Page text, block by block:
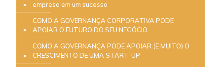
empresa em um sucesso
COMO A GOVERNANÇA CORPORATIVA PODE
APOIAR O FUTURO DO SEU NEGÓCIO
COMO A GOVERNANÇA PODE APOIAR (E MUITO) O
CRESCIMENTO DE UMA START-UP